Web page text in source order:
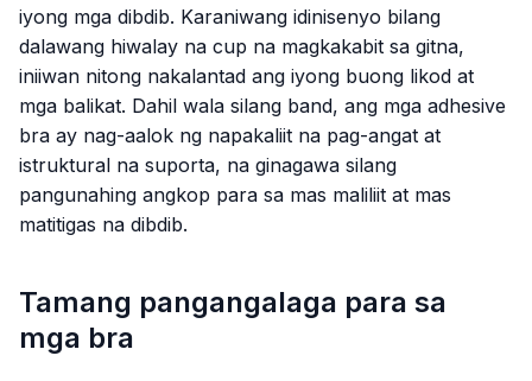
iyong mga dibdib. Karaniwang idinisenyo bilang
dalawang hiwalay na cup na magkakabit sa gitna,
iniiwan nitong nakalantad ang iyong buong likod at
mga balikat. Dahil wala silang band, ang mga adhesive
bra ay nag-aalok ng napakaliit na pag-angat at
istruktural na suporta, na ginagawa silang
pangunahing angkop para sa mas maliliit at mas
matitigas na dibdib.
Tamang pangangalaga para sa
mga bra